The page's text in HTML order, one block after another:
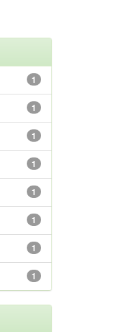
1
1
1
1
1
1
1
1